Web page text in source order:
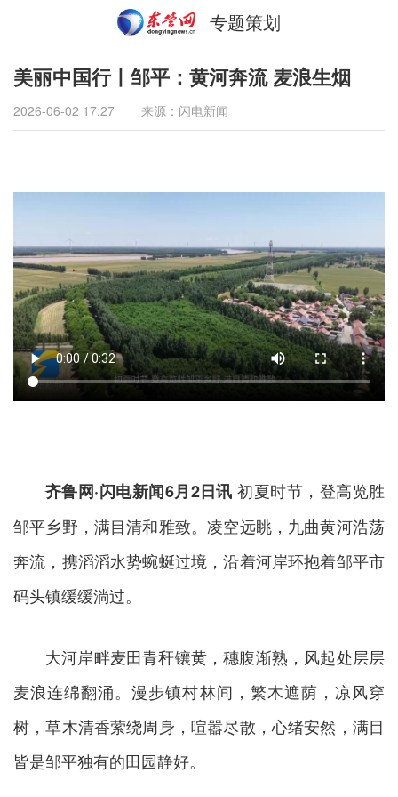
专题策划
美丽中国行丨邹平：黄河奔流 麦浪生烟
2026-06-02 17:27 来源：闪电新闻
齐鲁网·闪电新闻6月2日讯 初夏时节，登高览胜
邹平乡野，满目清和雅致。凌空远眺，九曲黄河浩荡
奔流，携滔滔水势蜿蜒过境，沿着河岸环抱着邹平市
码头镇缓缓淌过。
大河岸畔麦田青秆镶黄，穗腹渐熟，风起处层层
麦浪连绵翻涌。漫步镇村林间，繁木遮荫，凉风穿
树，草木清香萦绕周身，喧嚣尽散，心绪安然，满目
皆是邹平独有的田园静好。